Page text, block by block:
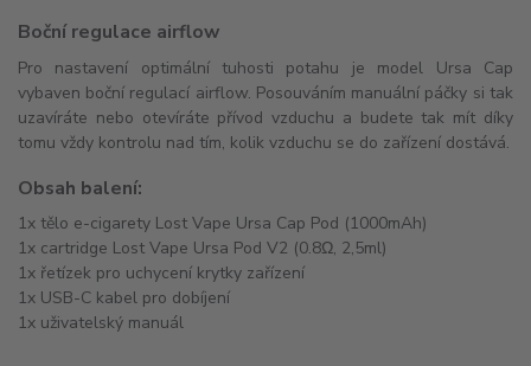
Boční regulace airflow
Pro nastavení optimální tuhosti potahu je model Ursa Cap
vybaven boční regulací airflow. Posouváním manuální páčky si tak
uzavíráte nebo otevíráte přívod vzduchu a budete tak mít díky
tomu vždy kontrolu nad tím, kolik vzduchu se do zařízení dostává.
Obsah balení:
1x tělo e-cigarety Lost Vape Ursa Cap Pod (1000mAh)
1x cartridge Lost Vape Ursa Pod V2 (0.8Ω, 2,5ml)
1x řetízek pro uchycení krytky zařízení
1x USB-C kabel pro dobíjení
1x uživatelský manuál